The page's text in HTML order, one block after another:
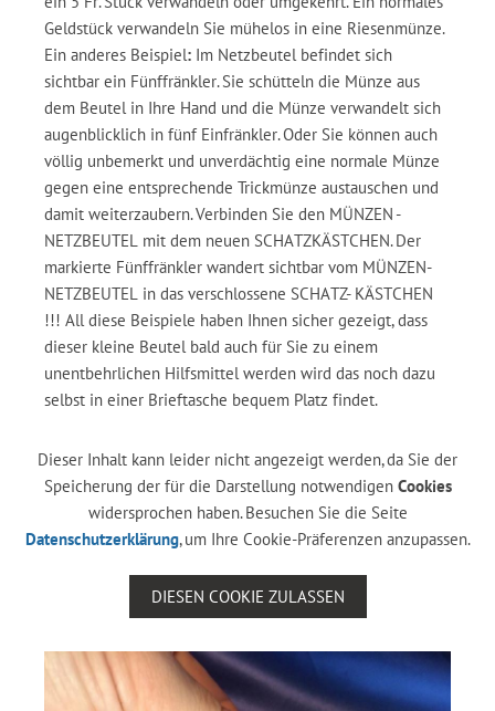
Geldstück verwandeln Sie mühelos in eine Riesenmünze.
Ein anderes Beispiel: Im Netzbeutel befindet sich
sichtbar ein Fünffränkler. Sie schütteln die Münze aus
dem Beutel in Ihre Hand und die Münze verwandelt sich
augenblicklich in fünf Einfränkler. Oder Sie können auch
völlig unbemerkt und unverdächtig eine normale Münze
gegen eine entsprechende Trickmünze austauschen und
damit weiterzaubern. Verbinden Sie den MÜNZEN -
NETZBEUTEL mit dem neuen SCHATZKÄSTCHEN. Der
markierte Fünffränkler wandert sichtbar vom MÜNZEN-
NETZBEUTEL in das verschlossene SCHATZ- KÄSTCHEN
!!! All diese Beispiele haben Ihnen sicher gezeigt, dass
dieser kleine Beutel bald auch für Sie zu einem
unentbehrlichen Hilfsmittel werden wird das noch dazu
selbst in einer Brieftasche bequem Platz findet.
Dieser Inhalt kann leider nicht angezeigt werden, da Sie der
Speicherung der für die Darstellung notwendigen Cookies
widersprochen haben. Besuchen Sie die Seite
Datenschutzerklärung, um Ihre Cookie-Präferenzen anzupassen.
DIESEN COOKIE ZULASSEN